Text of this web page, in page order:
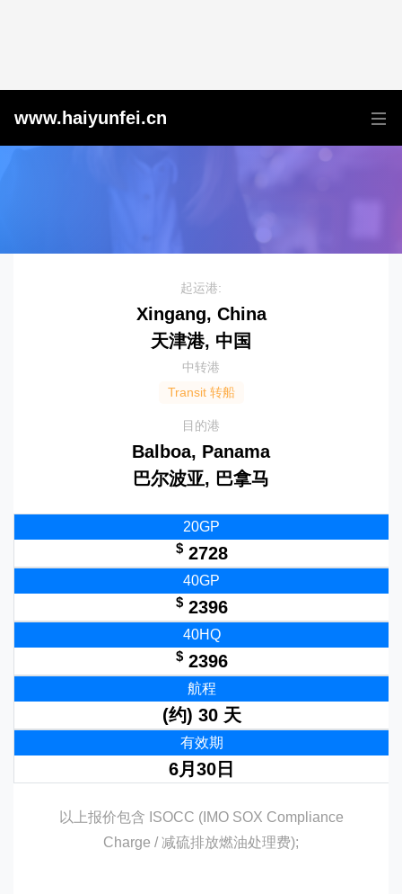
www.haiyunfei.cn
起运港:
Xingang, China
天津港, 中国
中转港
Transit 转船
目的港
Balboa, Panama
巴尔波亚, 巴拿马
20GP
$2728
40GP
$2396
40HQ
$2396
航程
(约) 30 天
有效期
6月30日
以上报价包含 ISOCC (IMO SOX Compliance
Charge / 减硫排放燃油处理费);